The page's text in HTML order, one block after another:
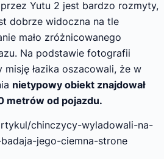
Yutu 2 jest bardzo rozmyty,
dobrze widoczna na tle
mało zróżnicowanego
Na podstawie fotografii
łazika oszacowali, że w
nietypowy obiekt znajdował
metrów od pojazdu.
chinczycy-wyladowali-na-
jego-ciemna-strone